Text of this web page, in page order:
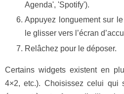
Agenda', 'Spotify').
Appuyez longuement sur
le glisser vers l’écran
Relâchez pour le déposer.
Certains widgets existent en
4×2, etc.). Choisissez celui qui